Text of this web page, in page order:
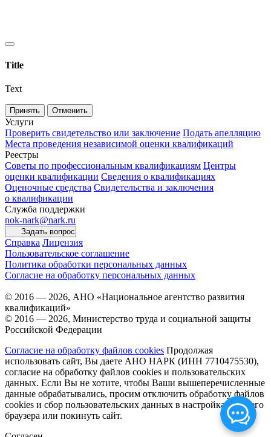
Title
Text
Принять Отменить
Услуги
Проверить свидетельство или заключение Подать апелляцию
Места проведения независимой оценки квалификаций
Реестры
Советы по профессиональным квалификациям Центры
оценки квалификации Сведения о квалификациях
Оценочные средства Свидетельства и заключения
о квалификации
Служба поддержки
nok-nark@nark.ru
Задать вопрос
Справка Лицензия
Пользовательское соглашение
Политика обработки персональных данных
Согласие на обработку персональных данных
© 2016 — 2026, АНО «Национальное агентство развития
квалификаций»
© 2016 — 2026, Министерство труда и социальной защиты
Российской Федерации
Согласие на обработку файлов cookies Продолжая
использовать сайт, Вы даете АНО НАРК (ИНН 7710475530),
согласие на обработку файлов cookies и пользовательских
данных. Если Вы не хотите, чтобы Ваши вышеперечисленные
данные обрабатывались, просим отключить обработку файлов
cookies и сбор пользовательских данных в настройках Вашего
браузера или покинуть сайт.